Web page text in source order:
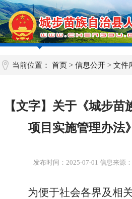
当前位置：首页 >信息公开 >文件
【文字】关于《城步
项目实施管理办法
发布时间： 2025-07-01 信息来源
为便于社会各界及相